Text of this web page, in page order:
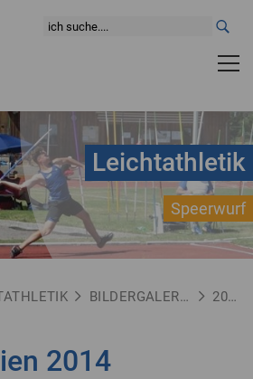
Leichtathletik
Speerwurf
BILDERGALERIEN 2014
2014